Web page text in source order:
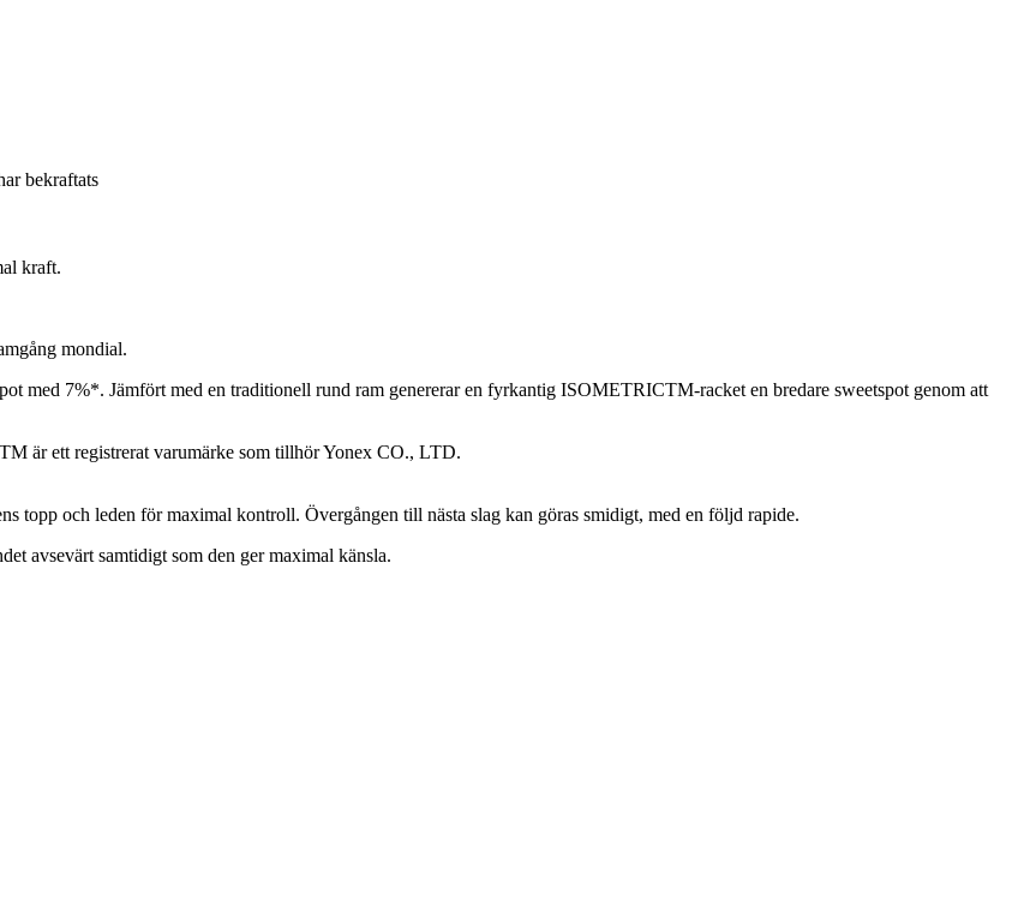
bekraftats
kraft.
mondial.
med 7%*. Jämfört med en traditionell rund ram genererar en fyrkantig ISOMETRICTM-racket en bredare sweetspot genom att
är ett registrerat varumärke som tillhör Yonex CO., LTD.
topp och leden för maximal kontroll. Övergången till nästa slag kan göras smidigt, med en följd rapide.
avsevärt samtidigt som den ger maximal känsla.